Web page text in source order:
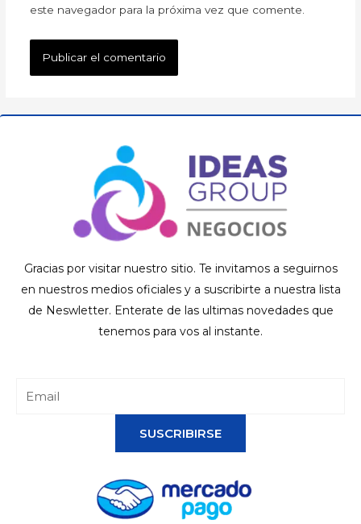
este navegador para la próxima vez que comente.
Gracias por visitar nuestro sitio. Te invitamos a seguirnos
en nuestros medios oficiales y a suscribirte a nuestra lista
de Neswletter. Enterate de las ultimas novedades que
tenemos para vos al instante.
SUSCRIBIRSE